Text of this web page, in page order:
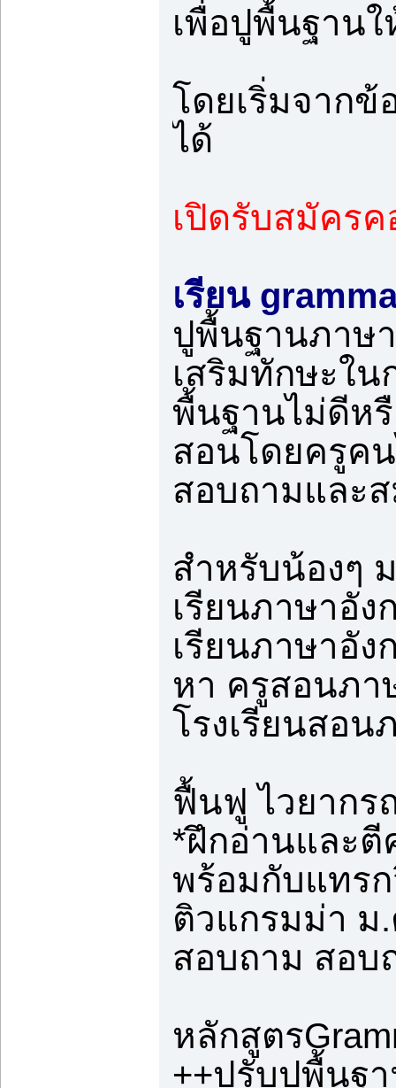
เพื่อปูพื้นฐาน
โดยเริ่มจาก
ได้
เปิดรับสมัคร
เรียน
ปูพื้นฐานภาษ
เสริมทักษะใน
พื้นฐานไม่ดีห
สอนโดยครูค
สอบถามและ
สำหรับน้องๆ
เรียนภาษาอั
เรียนภาษาอั
หา ครูสอนภ
โรงเรียนสอ
ฟื้นฟู ไวยากร
*ฝึกอ่านและตี
พร้อมกับแทร
ติวแกรมม่า ม.
สอบถาม สอบ
หลักสูตร
++ปรับปูพื้นฐ